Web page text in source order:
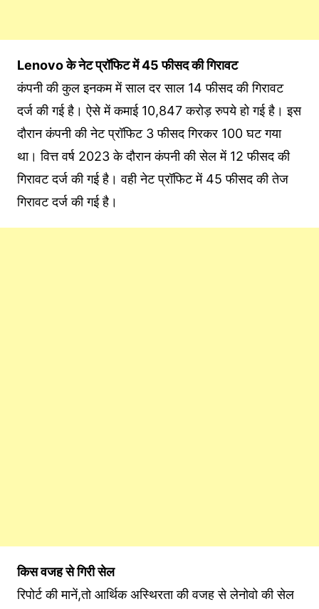
Lenovo के नेट प्रॉफिट में 45 फीसद की गिरावट
कंपनी की कुल इनकम में साल दर साल 14 फीसद की गिरावट
दर्ज की गई है। ऐसे में कमाई 10,847 करोड़ रुपये हो गई है। इस
दौरान कंपनी की नेट प्रॉफिट 3 फीसद गिरकर 100 घट गया
था। वित्त वर्ष 2023 के दौरान कंपनी की सेल में 12 फीसद की
गिरावट दर्ज की गई है। वही नेट प्रॉफिट में 45 फीसद की तेज
गिरावट दर्ज की गई है।
किस वजह से गिरी सेल
रिपोर्ट की मानें,तो आर्थिक अस्थिरता की वजह से लेनोवो की सेल